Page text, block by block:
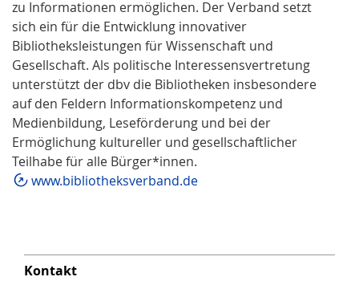
zu Informationen ermöglichen. Der Verband setzt
sich ein für die Entwicklung innovativer
Bibliotheksleistungen für Wissenschaft und
Gesellschaft. Als politische Interessensvertretung
unterstützt der dbv die Bibliotheken insbesondere
auf den Feldern Informationskompetenz und
Medienbildung, Leseförderung und bei der
Ermöglichung kultureller und gesellschaftlicher
Teilhabe für alle Bürger*innen.
www.bibliotheksverband.de
Kontakt